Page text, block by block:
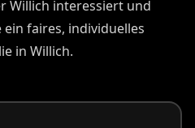
Willich interessiert und
faires, individuelles
in Willich.